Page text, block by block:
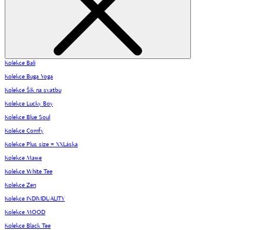
Kolekce Bali
Kolekce Buga Yoga
Kolekce Šik na svatbu
Kolekce Lucky Boy
Kolekce Blue Soul
Kolekce Comfy
Kolekce Plus size = XXLáska
Kolekce Mawe
Kolekce White Tee
Kolekce Zen
Kolekce INDIVIDUALITY
Kolekce MOOD
Kolekce Black Tee